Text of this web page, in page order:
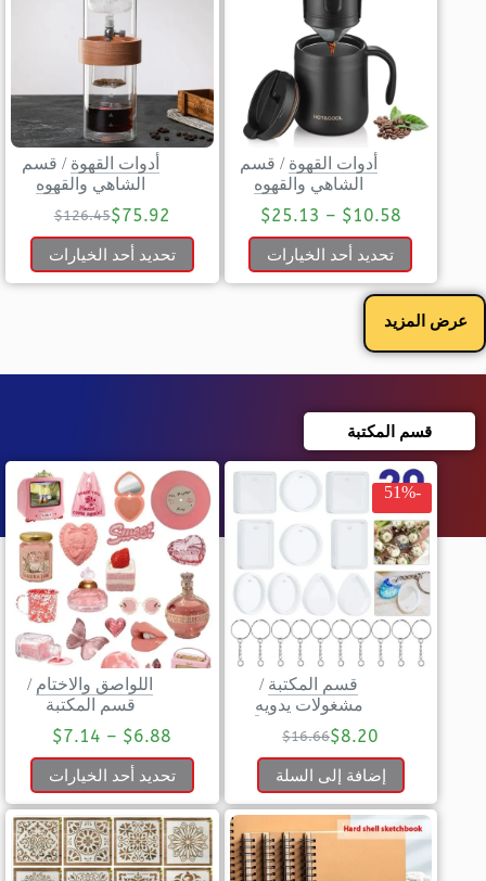
أدوات القهوة / قسم
الشاهي والقهوه
$10.58
–
$25.13
تحديد أحد الخيارات
أدوات القهوة / قسم
الشاهي والقهوه
$126.45$75.92
تحديد أحد الخيارات
عرض المزيد
قسم المكتبة
-51%
قسم المكتبة /
مشغولات يدويه
$16.66$8.20
إضافة إلى السلة
اللواصق والاختام /
قسم المكتبة
$6.88
–
$7.14
تحديد أحد الخيارات